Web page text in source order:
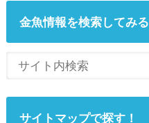
金魚情報を検索してみる
サイトマップで探す！